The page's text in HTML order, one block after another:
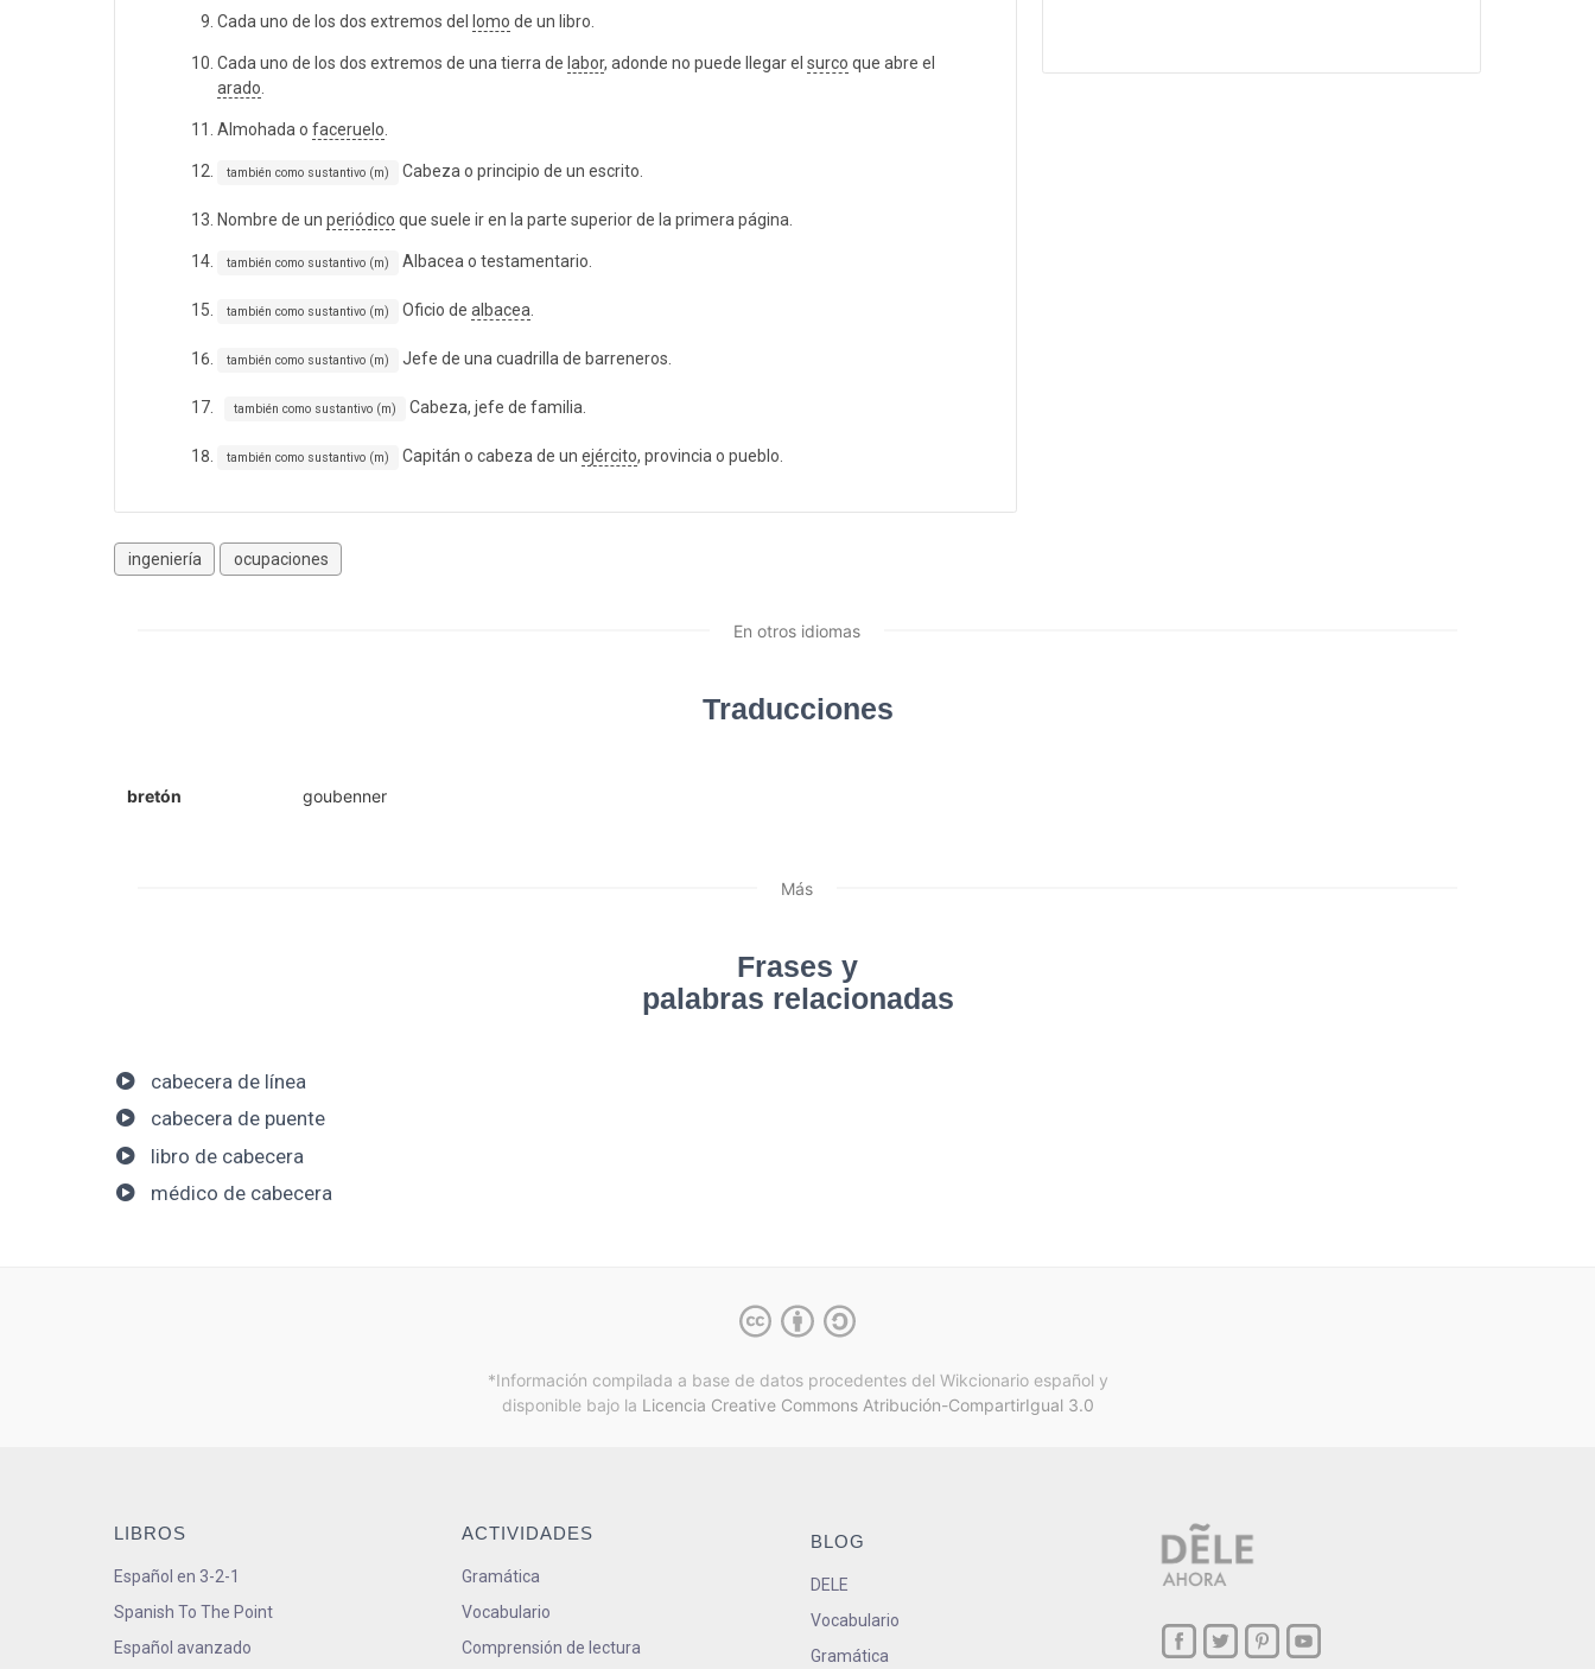
Cada uno de los dos extremos del lomo de un libro.
Cada uno de los dos extremos de una tierra de labor, adonde no puede llegar el surco que abre el
arado.
Almohada o faceruelo.
también como sustantivo (m) Cabeza o principio de un escrito.
Nombre de un periódico que suele ir en la parte superior de la primera página.
también como sustantivo (m) Albacea o testamentario.
también como sustantivo (m) Oficio de albacea.
también como sustantivo (m) Jefe de una cuadrilla de barreneros.
también como sustantivo (m) Cabeza, jefe de familia.
también como sustantivo (m) Capitán o cabeza de un ejército, provincia o pueblo.
ingeniería ocupaciones
En otros idiomas
Traducciones
bretón goubenner
Más
Frases y
palabras relacionadas
cabecera de línea
cabecera de puente
libro de cabecera
médico de cabecera
*Información compilada a base de datos procedentes del Wikcionario español y
disponible bajo la Licencia Creative Commons Atribución-CompartirIgual 3.0
LIBROS
Español en 3-2-1
Spanish To The Point
Español avanzado
ACTIVIDADES
Gramática
Vocabulario
Comprensión de lectura
BLOG
DELE
Vocabulario
Gramática